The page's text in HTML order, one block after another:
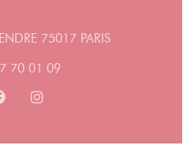
75017 PARIS((ανοίγει σε
70 01 09
Facebook ((ανοίγει σε νέο
Instagram ((ανοίγει σε